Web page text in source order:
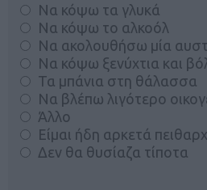
Να κόψω τα γλυκά
Να κόψω το αλκοόλ
Να ακολουθήσω μία
Να κόψω ξενύχτια και
Τα μπάνια στη θάλασσα
Να βλέπω λιγότερο
Άλλο
Είμαι ήδη αρκετά
Δεν θα θυσίαζα τίποτα